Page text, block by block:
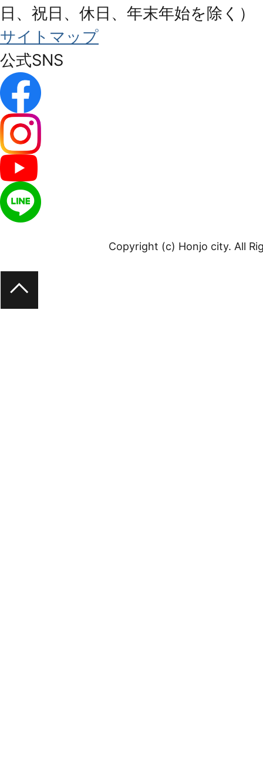
日、祝日、休日、年末年始を除く）
サイトマップ
公式SNS
Copyright (c) Honjo city. All